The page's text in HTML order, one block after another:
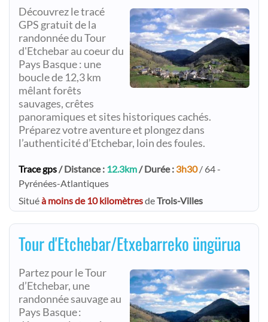
Découvrez le tracé
GPS gratuit de la
randonnée du Tour
d'Etchebar au coeur du
Pays Basque : une
boucle de 12,3 km
mêlant forêts
sauvages, crêtes
panoramiques et sites historiques cachés.
Préparez votre aventure et plongez dans
l’authenticité d’Etchebar, loin des foules.
Trace gps/ Distance : 12.3km/ Durée : 3h30/ 64 -
Pyrénées-Atlantiques
Situéà moins de 10 kilomètresdeTrois-Villes
Tour d'Etchebar/Etxebarreko üngürua
Partez pour le Tour
d’Etchebar, une
randonnée sauvage au
Pays Basque :